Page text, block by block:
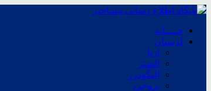
خــــانه
لرستان
ازنا
الشتر
الیگودرز
بروجرد